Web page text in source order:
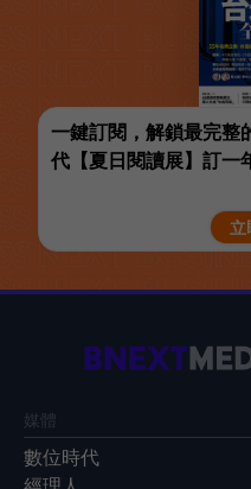
一鍵訂閱，解鎖最完
代【夏日閱讀展】訂一
立
媒體
數位時代